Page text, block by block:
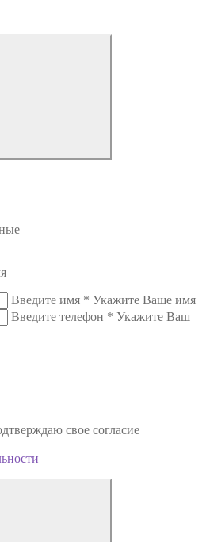
Введите имя * Укажите Ваше имя
Введите телефон * Укажите Ваш
свое согласие